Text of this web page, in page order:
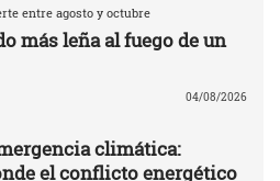
entre agosto y octubre
más leña al fuego de un
04/08/2026
climática:
el conflicto energético